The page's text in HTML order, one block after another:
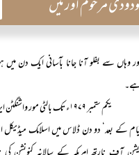
مرحوم اور مَیں
وہاں سے بفلو آنا جانا بآسانی ایک دن میں
یکم ستمبر ۱۹۷۹ء تک بالٹی مور
کے بعد‘ دو دن ڈلاس میں اسلامک میڈیکل